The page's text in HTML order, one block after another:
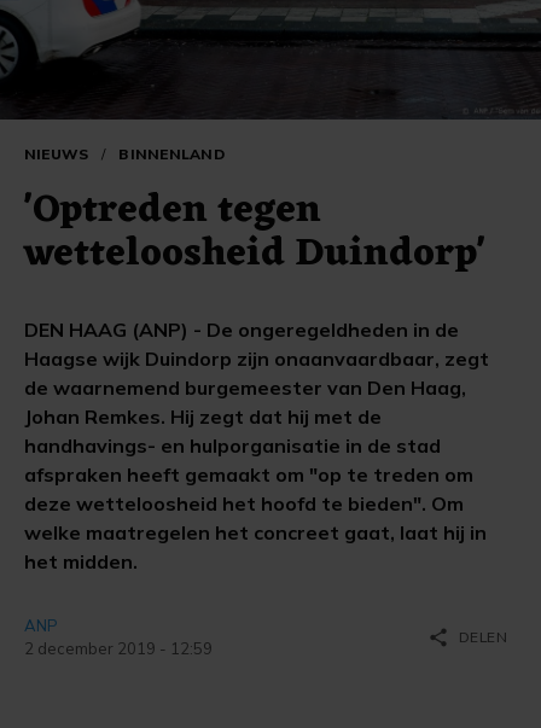
NIEUWS / BINNENLAND
'Optreden tegen
wetteloosheid Duindorp'
DEN HAAG (ANP) - De ongeregeldheden in de
Haagse wijk Duindorp zijn onaanvaardbaar, zegt
de waarnemend burgemeester van Den Haag,
Johan Remkes. Hij zegt dat hij met de
handhavings- en hulporganisatie in de stad
afspraken heeft gemaakt om "op te treden om
deze wetteloosheid het hoofd te bieden". Om
welke maatregelen het concreet gaat, laat hij in
het midden.
ANP
2 december 2019 - 12:59
share DELEN